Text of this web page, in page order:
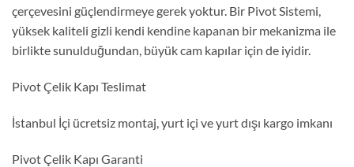
çerçevesini güçlendirmeye gerek yoktur. Bir Pivot Sistemi,
yüksek kaliteli gizli kendi kendine kapanan bir mekanizma ile
birlikte sunulduğundan, büyük cam kapılar için de iyidir.
Pivot Çelik Kapı Teslimat
İstanbul İçi ücretsiz montaj, yurt içi ve yurt dışı kargo imkanı
Pivot Çelik Kapı Garanti